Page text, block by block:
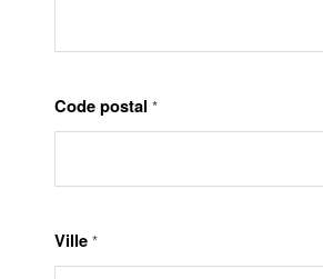
Code postal *
Ville *